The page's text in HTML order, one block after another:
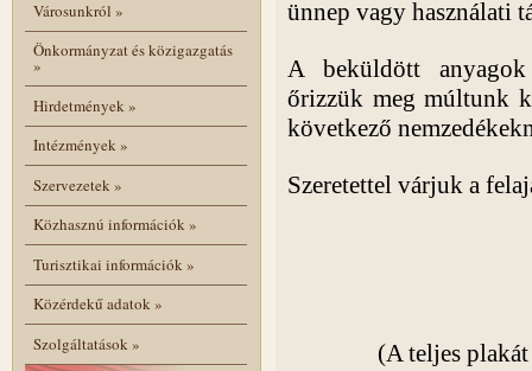
Városunkról »
Önkormányzat és közigazgatás
»
Hirdetmények»
Intézmények»
Szervezetek»
Közhasznú információk»
Turisztikai információk»
Közérdekű adatok»
Szolgáltatások»
ünnep vagy használati
A beküldött
őrizzük meg múltunk
következő
Szeretettel várjuk a
(A teljes